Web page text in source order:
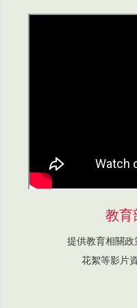
教育
提供教育相關
花絮等影片